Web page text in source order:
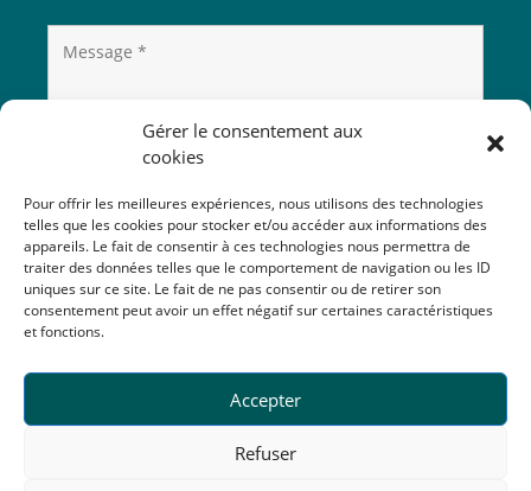
Gérer le consentement aux
cookies
Pour offrir les meilleures expériences, nous utilisons des technologies
telles que les cookies pour stocker et/ou accéder aux informations des
appareils. Le fait de consentir à ces technologies nous permettra de
traiter des données telles que le comportement de navigation ou les ID
uniques sur ce site. Le fait de ne pas consentir ou de retirer son
consentement peut avoir un effet négatif sur certaines caractéristiques
et fonctions.
Accepter
Refuser